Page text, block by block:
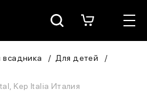
всадника
Для детей
Kep Italia Италия